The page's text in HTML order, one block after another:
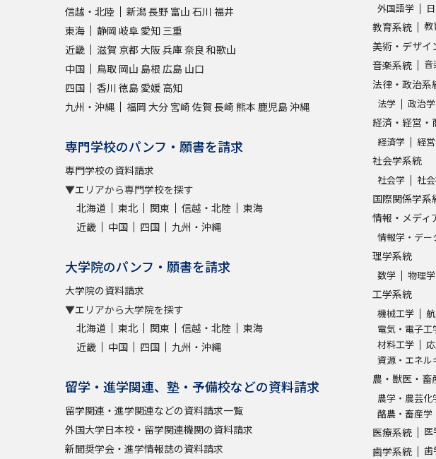
信越・北陸
新潟長野 富山 石川 福井
東海
静岡 岐阜 愛知 三重
近畿
滋賀 京都 大阪兵庫奈良 和歌山
中国
鳥取 岡山 島根 広島 山口
四国
香川 徳島 愛媛 高知
九州・沖縄
福岡 大分 宮崎 佐賀 長崎 熊本 鹿児島沖縄
専門学校のパンフ・願書を請求
専門学校の資料請求
▼エリアから専門学校を探す
北海道
東北 関東 信越・北陸
東海
近畿
中国 四国 九州・沖縄
大学院のパンフ・願書を請求
大学院の資料請求
▼エリアから大学院を探す
北海道
東北 関東 信越・北陸
東海
近畿
中国 四国 九州・沖縄
留学・進学関連、塾・予備校などの資料請求
留学関連・進学関連などの資料請求一覧
外国大学日本校・留学関連機関の資料請求
新聞奨学会・進学情報誌の資料請求
外国語学
教育系統 教
美術・デザイ
音楽系統 音
法律・政治系
法学 政治学
経済・経営・
経済学 経
社会学系統
社会学 社
国際関係学系
情報・メディ
情報学・デー
理学系統
数学 物理学
工学系統
機械工学
電気・電子工
材料工学
資源・エネル
農・獣医・畜
農学・農芸化
酪農・畜産学
医療系統 医
歯学系統 歯